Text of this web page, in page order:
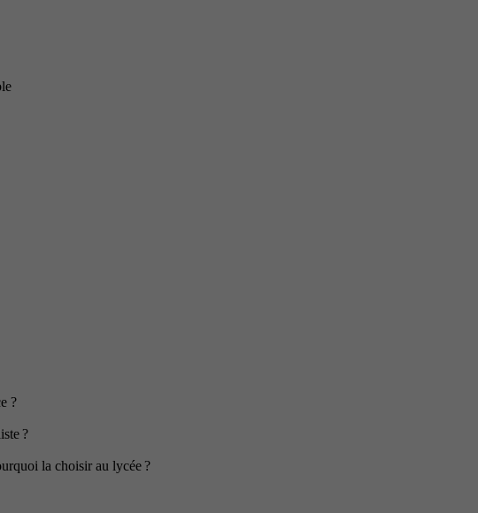
?
?
la choisir au lycée ?